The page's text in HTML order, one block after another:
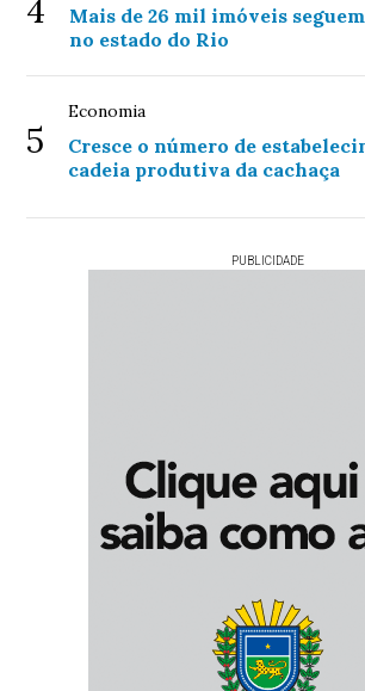
4
Mais de 26 mil imóveis
no estado do Rio
5
Economia
Cresce o número de
cadeia produtiva da cachaça
PUBLICIDADE